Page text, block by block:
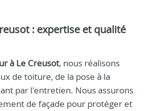
: expertise et qualité
à Le Creusot, nous réalisons
de toiture, de la pose à la
par l'entretien. Nous assurons
de façade pour protéger et